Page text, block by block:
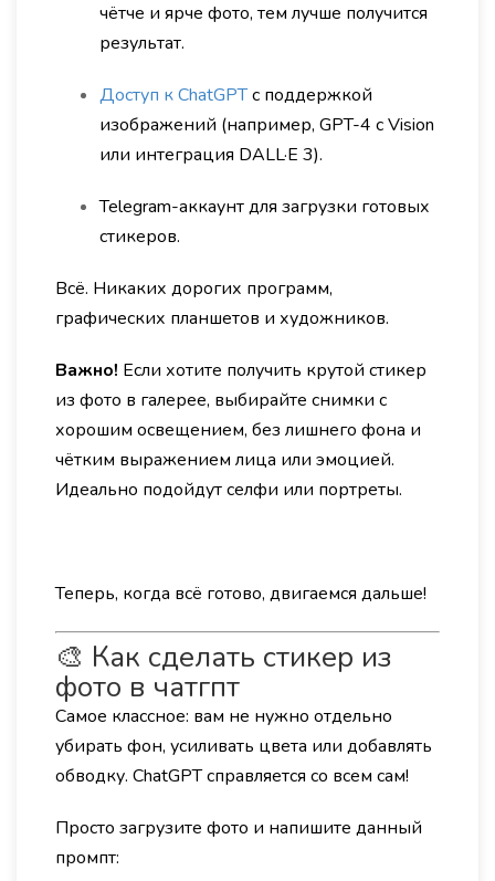
чётче и ярче фото, тем лучше получится
результат.
Доступ к ChatGPTс поддержкой
изображений (например, GPT-4 с Vision
или интеграция DALL·E 3).
Telegram-аккаунт для загрузки готовых
стикеров.
Всё. Никаких дорогих программ,
графических планшетов и художников.
Важно! Если хотите получить крутой стикер
из фото в галерее, выбирайте снимки с
хорошим освещением, без лишнего фона и
чётким выражением лица или эмоцией.
Идеально подойдут селфи или портреты.
Теперь, когда всё готово, двигаемся дальше!
🎨 Как сделать стикер из
фото в чатгпт
Самое классное: вам не нужно отдельно
убирать фон, усиливать цвета или добавлять
обводку. ChatGPT справляется со всем сам!
Просто загрузите фото и напишите данный
промпт: